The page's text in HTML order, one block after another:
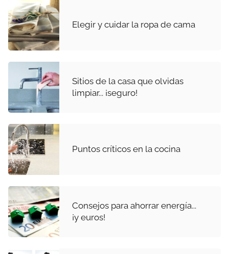
Elegir y cuidar la ropa de cama
Sitios de la casa que olvidas
limpiar... ¡seguro!
Puntos críticos en la cocina
Consejos para ahorrar energía...
¡y euros!